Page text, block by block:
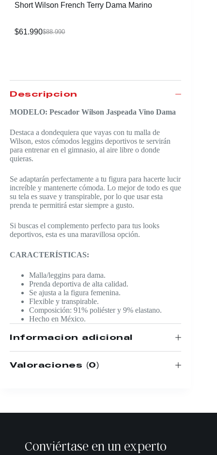
Short Wilson French Terry Dama Marino
$88.990
$61.990
Descripción
MODELO: Pescador Wilson Jaspeada Vino Dama
Destaca a dondequiera que vayas con tu malla de
Wilson, estos cómodos leggins deportivos te servirán
para entrenar en el gimnasio, al aire libre o donde
quieras.
Se adaptarán perfectamente a tu figura para hacerte lucir
increíble y mantenerte cómoda. Lo mejor de todo es que
su tela es suave y transpirable, por lo que usar esta
prenda te permitirá estar siempre a gusto.
Si buscas el complemento perfecto para tus looks
deportivos, esta es una maravillosa opción.
CARACTERÍSTICAS:
Malla/leggins para dama.
Prenda deportiva de alta calidad.
Se ajusta a la figura femenina.
Flexible y transpirable.
Composición: 91% poliéster y 9% elastano.
Hecho en México.
Información adicional
Valoraciones (0)
Conviértase en un experto